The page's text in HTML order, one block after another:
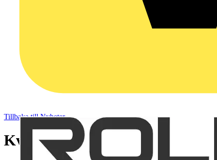
Tillbaka till Nyheter
Kvinnlig makt